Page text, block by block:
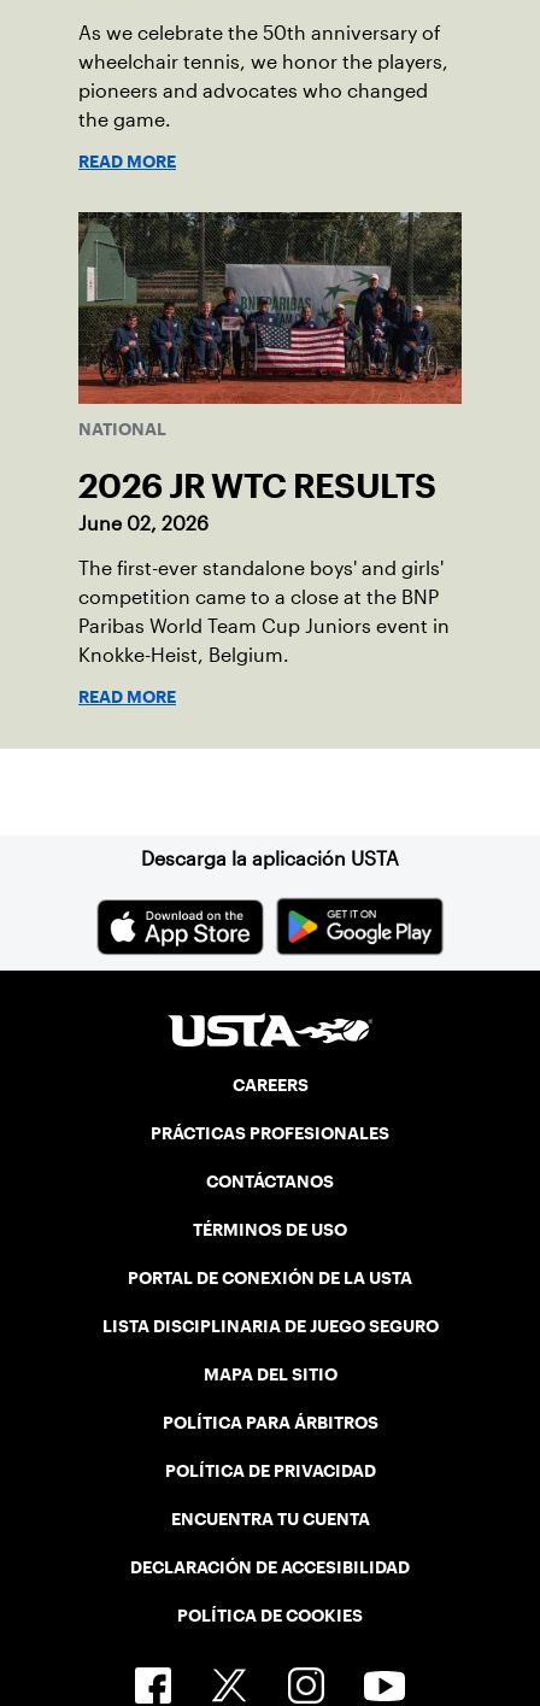
As we celebrate the 50th anniversary of
wheelchair tennis, we honor the players,
pioneers and advocates who changed
the game.
READ MORE
NATIONAL
2026 JR WTC RESULTS
June 02, 2026
The first-ever standalone boys' and girls'
competition came to a close at the BNP
Paribas World Team Cup Juniors event in
Knokke-Heist, Belgium.
READ MORE
Descarga la aplicación USTA
CAREERS
PRÁCTICAS PROFESIONALES
CONTÁCTANOS
TÉRMINOS DE USO
PORTAL DE CONEXIÓN DE LA USTA
LISTA DISCIPLINARIA DE JUEGO SEGURO
MAPA DEL SITIO
POLÍTICA PARA ÁRBITROS
POLÍTICA DE PRIVACIDAD
ENCUENTRA TU CUENTA
DECLARACIÓN DE ACCESIBILIDAD
POLÍTICA DE COOKIES